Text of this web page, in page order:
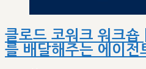
클로드 코워크 워크숍
를 배달해주는 에이전